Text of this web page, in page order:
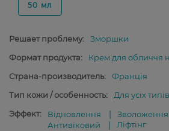
50 мл
Решает проблему:
Зморшки
Формат продукта:
Крем для обличчя
Страна-производитель:
Франція
Тип кожи / особенность:
Для усіх типів
Эффект:
Відновлення Зволоження
Антивіковий
Ліфтінг